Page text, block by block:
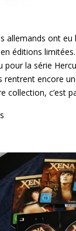
allemands ont
éditions
pour la série
rentrent encore
collection, c’est